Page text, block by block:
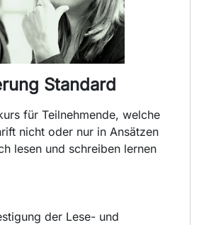
Standard
für Teilnehmende, welche
nicht oder nur in Ansätzen
lesen und schreiben lernen
der Lese- und